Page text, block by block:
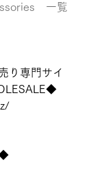
　一覧
り専門サイ
◆